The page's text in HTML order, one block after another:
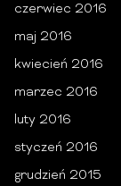
czerwiec 2016
maj 2016
kwiecień 2016
marzec 2016
luty 2016
styczeń 2016
grudzień 2015